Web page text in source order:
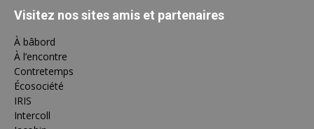
Visitez nos sites amis et partenaires
À bâbord
À l’encontre
Contretemps
Écosociété
IRIS
Intercoll